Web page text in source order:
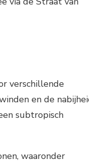
verschillende
en de
subtropisch
waaronder